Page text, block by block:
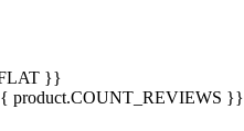
}}
product.COUNT_REVIEWS }}